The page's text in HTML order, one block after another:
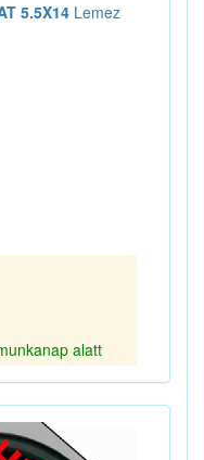
5.5X14 Lemez
alatt